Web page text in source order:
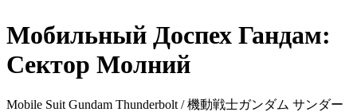
Мобильный Доспех Гандам:
Сектор Молний
Mobile Suit Gundam Thunderbolt / 機動戦士ガンダム サンダー